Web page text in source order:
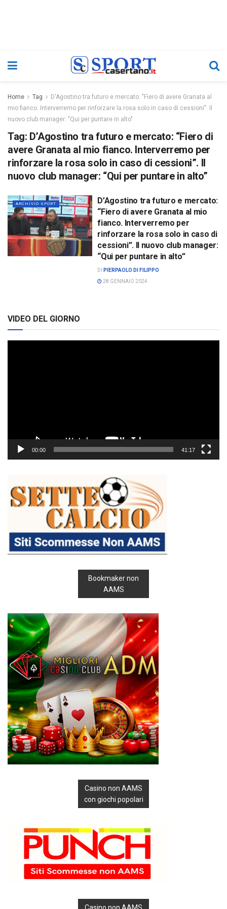
Home Tag
D'Agostino tra futuro e mercato: "Fiero di avere Granata al
mio fianco. Interverremo per rinforzare la rosa solo in caso di cessioni". Il
nuovo club manager: "Qui per puntare in alto"
Tag: D’Agostino tra futuro e mercato: “Fiero di
avere Granata al mio fianco. Interverremo per
rinforzare la rosa solo in caso di cessioni”. Il
nuovo club manager: “Qui per puntare in alto”
ARCHIVIO SPORT
D’Agostino tra futuro e mercato:
“Fiero di avere Granata al mio
fianco. Interverremo per
rinforzare la rosa solo in caso di
cessioni”. Il nuovo club manager:
“Qui per puntare in alto”
DI
PIERPAOLO DI FILIPPO
28 GENNAIO 2024
VIDEO DEL GIORNO
00:00 41:17
Bookmaker non
AAMS
Casino non AAMS
con giochi popolari